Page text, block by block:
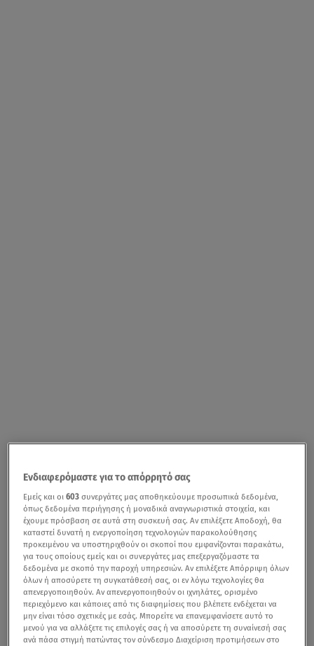
Ενδιαφερόμαστε για το απόρρητό σας
Εμείς και οι603 συνεργάτες μας αποθηκεύουμε προσωπικά δεδομένα,
όπως δεδομένα περιήγησης ή μοναδικά αναγνωριστικά στοιχεία, και
έχουμε πρόσβαση σε αυτά στη συσκευή σας. Αν επιλέξετε Αποδοχή, θα
καταστεί δυνατή η ενεργοποίηση τεχνολογιών παρακολούθησης
προκειμένου να υποστηριχθούν οι σκοποί που εμφανίζονται παρακάτω,
για τους οποίους εμείς και οι συνεργάτες μας επεξεργαζόμαστε τα
δεδομένα με σκοπό την παροχή υπηρεσιών. Αν επιλέξετε Απόρριψη όλων
όλων ή αποσύρετε τη συγκατάθεσή σας, οι εν λόγω τεχνολογίες θα
απενεργοποιηθούν. Αν απενεργοποιηθούν οι ιχνηλάτες, ορισμένο
περιεχόμενο και κάποιες από τις διαφημίσεις που βλέπετε ενδέχεται να
μην είναι τόσο σχετικές με εσάς. Μπορείτε να επανεμφανίσετε αυτό το
μενού για να αλλάξετε τις επιλογές σας ή να αποσύρετε τη συναίνεσή σας
ανά πάσα στιγμή πατώντας τον σύνδεσμο Διαχείριση προτιμήσεων στο